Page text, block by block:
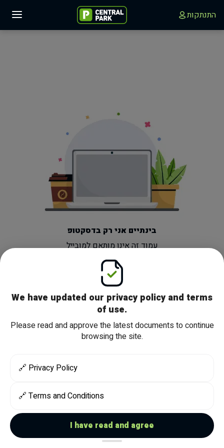
התנתקות
בינתיים אני רק בדסקטופ
עמוד זה אינו מותאם למובייל
יש לעבור לדסקטופ לתצוגה אופטימלית
Created by
We have updated our privacy policy and terms
of use.
Please read and approve the latest documents to continue
browsing the site.
🔗 Privacy Policy
🔗 Terms and Conditions
I have read and agree